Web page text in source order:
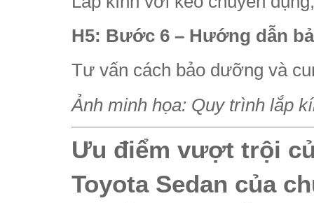
H5: Bước 6 – Hướng dẫn
Tư vấn cách bảo dưỡng và
Ảnh minh họa: Quy trình lắp
Ưu điểm vượt trội
Toyota Sedan của